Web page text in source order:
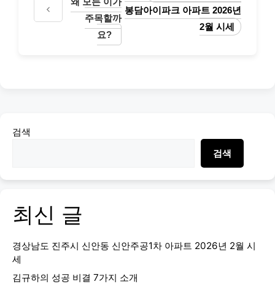
주목할까
요?
봉담아이파크 아파트 2026년
2월 시세
검색
검색
최신 글
경상남도 진주시 신안동 신안주공1차 아파트 2026년 2월 시
세
김규하의 성공 비결 7가지 소개